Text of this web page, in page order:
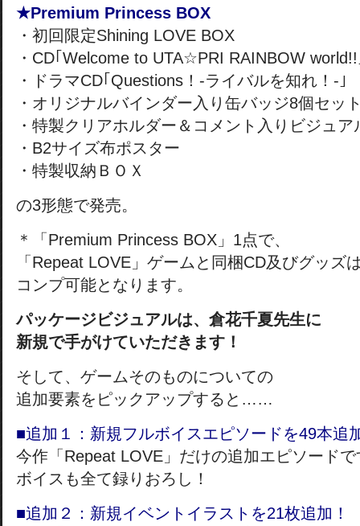
★Premium Princess BOX
・初回限定Shining LOVE BOX
・CD｢Welcome to UTA☆PRI RAINBOW world!!
・ドラマCD｢Questions！-ライバルを知れ！-｣
・オリジナルバインダー入り缶バッジ8個セッ
・特製クリアホルダー＆コメント入りビジュ
・B2サイズ布ポスター
・特製収納ＢＯＸ
の3形態で発売。
＊「Premium Princess BOX」1点で、
「Repeat LOVE」ゲームと同梱CD及びグッズ
コンプ可能となります。
パッケージビジュアルは、倉花千夏先生に
新規で手がけていただきます！
そして、ゲームそのものについての
追加要素をピックアップすると……
■追加１：新規フルボイスエピソードを49本追
今作「Repeat LOVE」だけの追加エピソードで
ボイスも全て録りおろし！
■追加２：新規イベントイラストを21枚追加！